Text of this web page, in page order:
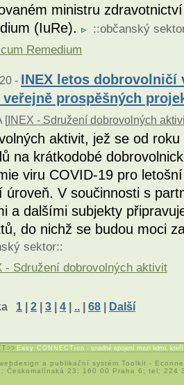
ministru
(IuRe).
::občanský
Remedium
- INEX letos dobrovolničí
veřejně prospěšných
[INEX - Sdružení dobrovolných
aktivit, jež se od
na krátkodobé
viru COVID-19 pro
úroveň. V součinnosti s
a dalšími subjekty
do nichž se budou moci
sektor::
- Sdružení dobrovolných aktivit
1 | 2 | 3 | 4 | .. | 68 | Další
Easy CONNECTion - snadné spojení mezi lidmi,
a publikační systém Toolkit -
Českomalínská 23; 160 00 Praha 6; tel: 224